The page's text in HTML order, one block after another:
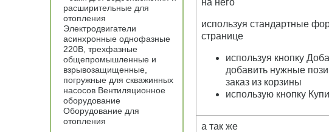
на него
используя стандартные
странице
используя кнопку
добавить нужные
заказ из корзины
использую кнопку
а так же
расширительные для
отопления
Электродвигатели
асинхронные однофазные
220В, трехфазные
общепромышленные и
взрывозащищенные,
погружные для скважинных
насосов Вентиляционное
оборудование
Оборудование для
отопления